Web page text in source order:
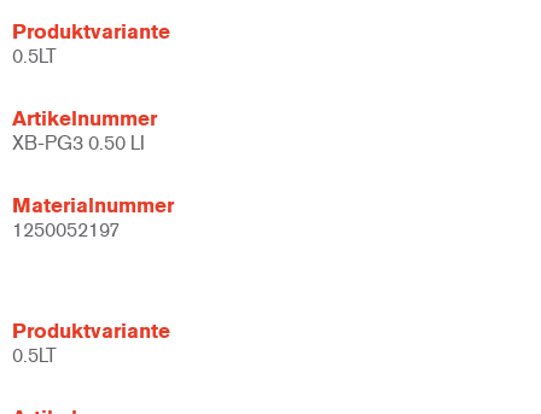
Produktvariante
0.5LT
Artikelnummer
XB-PG3 0.50 LI
Materialnummer
1250052197
Produktvariante
0.5LT